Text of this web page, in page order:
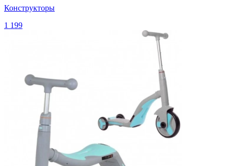
Конструкторы
1 199